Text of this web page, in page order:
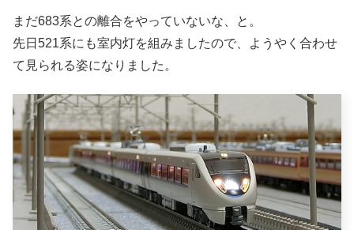
まだ683系との離合をやっていないな、と。
先日521系にも室内灯を組みましたので、ようやく合わせ
て見られる姿になりました。